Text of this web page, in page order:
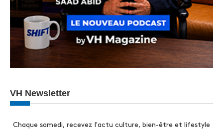
VH Newsletter
Chaque samedi, recevez l'actu culture, bien-être et lifestyle